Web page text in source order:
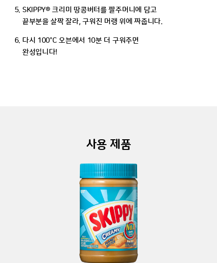
SKIPPY® 크리미 땅콩버터를 짤주머니에 담고
끝부분을 살짝 잘라, 구워진 머랭 위에 짜줍니다.
다시 100°C 오븐에서 10분 더 구워주면
완성입니다!
사용 제품